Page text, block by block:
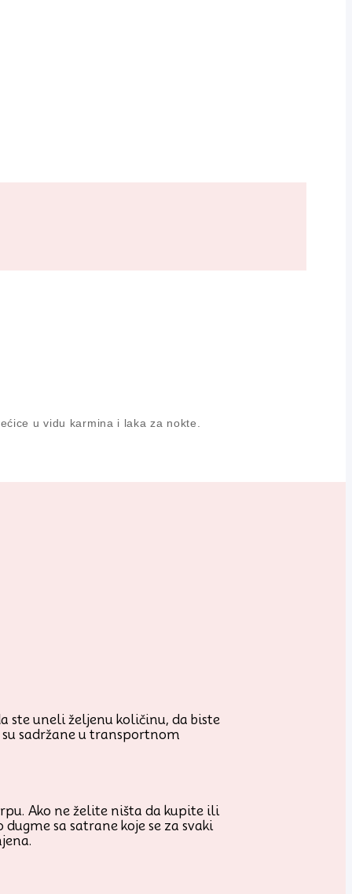
u vidu karmina i laka za nokte.
ste uneli željenu količinu, da biste
sadržane u transportnom
Ako ne želite ništa da kupite ili
sa satrane koje se za svaki